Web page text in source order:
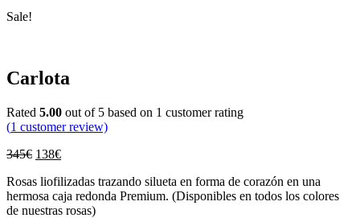
Sale!
Carlota
Rated 5.00 out of 5 based on 1 customer rating
(1 customer review)
345€ 138€
Rosas liofilizadas trazando silueta en forma de corazón en una
hermosa caja redonda Premium. (Disponibles en todos los colores
de nuestras rosas)